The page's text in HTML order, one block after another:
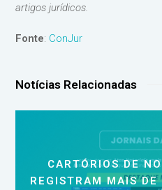
artigos jurídicos.
Fonte: ConJur
Notícias Relacionadas
CARTÓRIOS DE
REGISTRAM MAIS